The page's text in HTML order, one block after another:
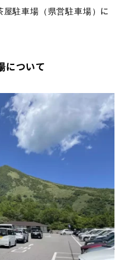
駐車場（県営駐車場）に
について